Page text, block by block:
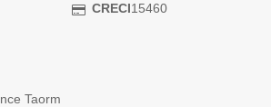
CRECI15460
Taorm